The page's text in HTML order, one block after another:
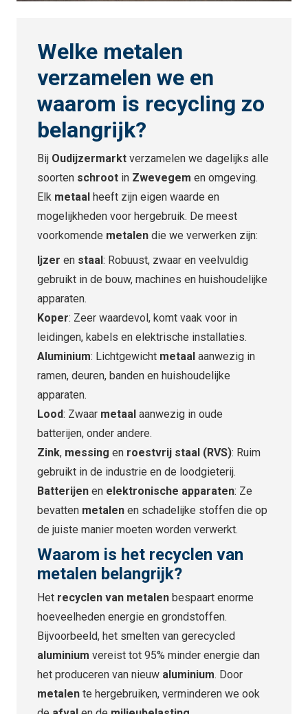
Welke metalen
verzamelen we en
waarom is recycling zo
belangrijk?
Bij Oudijzermarkt verzamelen we dagelijks alle
soorten schroot in Zwevegem en omgeving.
Elk metaal heeft zijn eigen waarde en
mogelijkheden voor hergebruik. De meest
voorkomende metalen die we verwerken zijn:
Ijzer en staal: Robuust, zwaar en veelvuldig
gebruikt in de bouw, machines en huishoudelijke
apparaten.
Koper: Zeer waardevol, komt vaak voor in
leidingen, kabels en elektrische installaties.
Aluminium: Lichtgewicht metaal aanwezig in
ramen, deuren, banden en huishoudelijke
apparaten.
Lood: Zwaar metaal aanwezig in oude
batterijen, onder andere.
Zink, messing en roestvrij staal (RVS): Ruim
gebruikt in de industrie en de loodgieterij.
Batterijen en elektronische apparaten: Ze
bevatten metalen en schadelijke stoffen die op
de juiste manier moeten worden verwerkt.
Waarom is het recyclen van
metalen belangrijk?
Het recyclen van metalen bespaart enorme
hoeveelheden energie en grondstoffen.
Bijvoorbeeld, het smelten van gerecycled
aluminium vereist tot 95% minder energie dan
het produceren van nieuw aluminium. Door
metalen te hergebruiken, verminderen we ook